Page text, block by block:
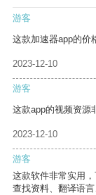
游客
这款加速器app的价
2023-12-10
游客
这款app的视频资源
2023-12-10
游客
这款软件非常实用
查找资料、翻译语言